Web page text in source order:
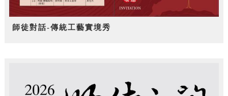
師徒對話-傳統工藝實境秀